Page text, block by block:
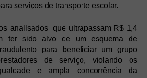
serviços de transporte escolar.
analisados, que ultrapassam R$ 1,4
ter sido alvo de um esquema de
para beneficiar um grupo
de serviço, violando os
e ampla concorrência da